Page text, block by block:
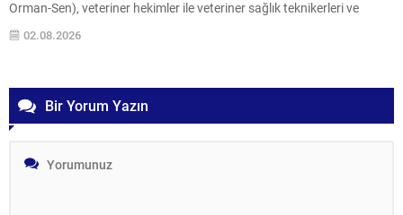
Orman-Sen), veteriner hekimler ile veteriner sağlık teknikerleri ve
teknisyenlerine yönelik artan şiddet olaylarına dikkat çekerek, sağlık
çalışanlarına uygulanan “Beyaz Kod” sisteminin veteriner sağlık
02.08.2026
Bir Yorum Yazın